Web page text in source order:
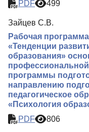
PDF 499
Зайцев С.В.
Рабочая
«Тенденции
образования»
программы
направлению
педагогическое
«Психология
PDF
806